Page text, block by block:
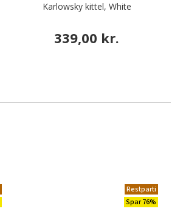
Karlowsky kittel, White
339,00 kr.
Restparti
Spar 76%